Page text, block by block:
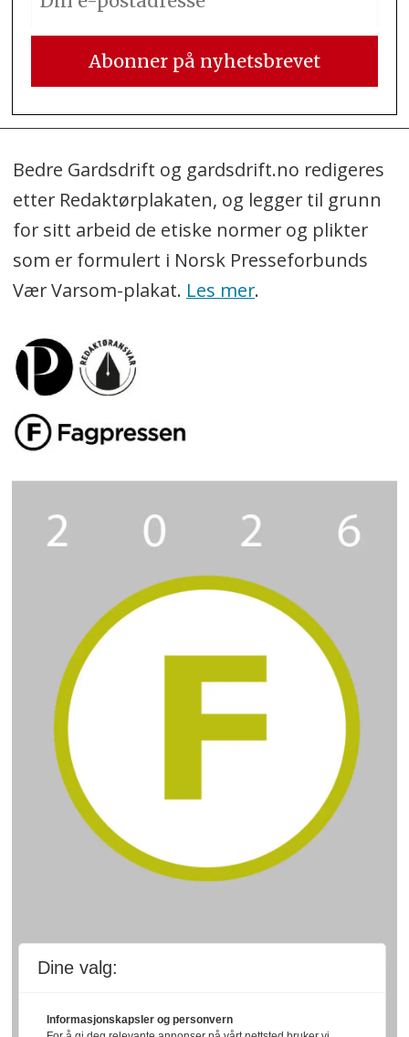
Bedre Gardsdrift og gardsdrift.no redigeres
etter Redaktørplakaten, og legger til grunn
for sitt arbeid de etiske normer og plikter
som er formulert i Norsk Presseforbunds
Vær Varsom-plakat. Les mer.
Dine valg:
Informasjonskapsler og personvern